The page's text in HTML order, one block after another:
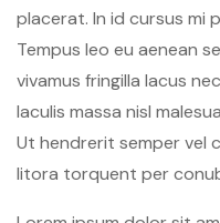
placerat. In id cursus mi
Tempus leo eu aenean
vivamus fringilla lacus
Iaculis massa nisl
Ut hendrerit semper vel
litora torquent per